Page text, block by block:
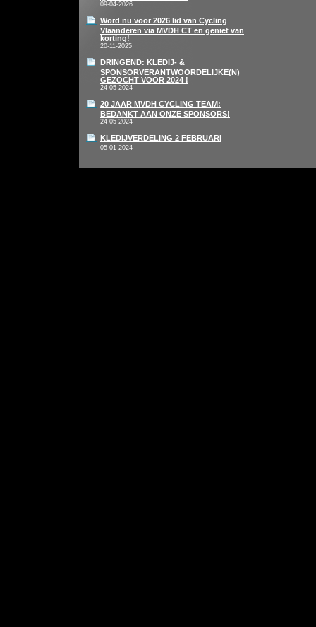
09-04-2026
Word nu voor 2026 lid van Cycling
Vlaanderen via MVDH CT en geniet van
korting!
20-11-2025
DRINGEND: KLEDIJ- &
SPONSORVERANTWOORDELIJKE(N)
GEZOCHT VOOR 2024 !
24-05-2024
20 JAAR MVDH CYCLING TEAM:
BEDANKT AAN ONZE SPONSORS!
24-05-2024
KLEDIJVERDELING 2 FEBRUARI
05-01-2024